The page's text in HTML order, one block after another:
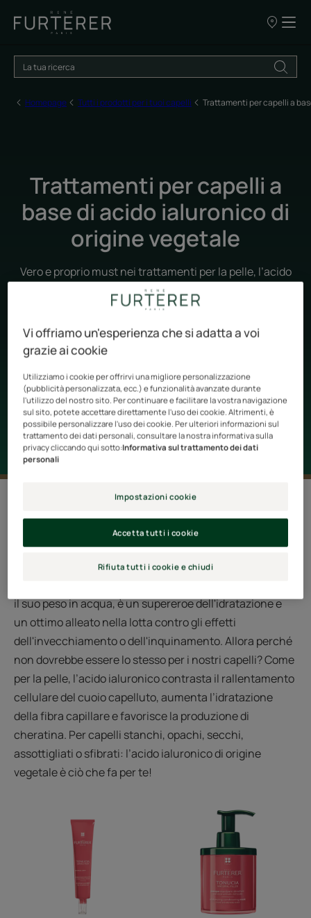
vendita
Homepage Tutti i prodotti per i tuoi capelli Trattamenti per capelli a
Trattamenti per capelli a
base di acido ialuronico di
origine vegetale
Vero e proprio must nei trattamenti per la pelle, l’acido
ialuronico ha più di un asso nella manica per aiutare i
capelli a ritrovare bellezza e volume! René Furterer ha
utilizzato i semi di tamarindo per creare un principio
attivo 100% vegetale e naturale per sublimare i capelli.
diremo tutto quello che devi sapere sulla cura dei capelli
con acido ialuronico di origine vegetale.
2 risultati "Trattamenti per capelli a
base di acido ialuronico di origine
L'acido ialuronico è da anni il migliore amico della pelle
il suo peso in acqua, è un supereroe dell'idratazione e
un ottimo alleato nella lotta contro gli effetti
dell'invecchiamento o dell'inquinamento. Allora perché
non dovrebbe essere lo stesso per i nostri capelli? Come
per la pelle, l’acido ialuronico contrasta il rallentamento
cellulare del cuoio capelluto, aumenta l’idratazione
della fibra capillare e favorisce la produzione di
cheratina. Per capelli stanchi, opachi, secchi,
assottigliati o sfibrati: l’acido ialuronico di origine
vegetale è ciò che fa per te!
di
Giovinezza
Rimpolpante
Districante
Vi offriamo un'esperienza che si adatta a voi
grazie ai cookie
Utilizziamo i cookie per offrirvi una migliore personalizzazione
(pubblicità personalizzata, ecc.) e funzionalità avanzate durante
l'utilizzo del nostro sito. Per continuare e facilitare la vostra navigazione
sul sito, potete accettare direttamente l'uso dei cookie. Altrimenti, è
possibile personalizzare l'uso dei cookie. Per ulteriori informazioni sul
trattamento dei dati personali, consultare la nostra informativa sulla
privacy cliccando qui sotto:Informativa sul trattamento dei dati
personali
Impostazioni cookie
Rifiuta tutti i cookie e chiudi
Accetta tutti i cookie